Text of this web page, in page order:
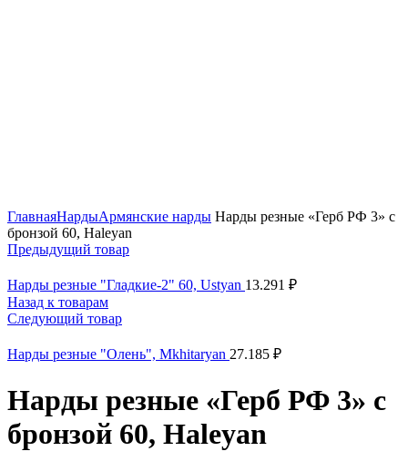
ГлавнаяНардыАрмянские нарды Нарды резные «Герб РФ 3» с
бронзой 60, Haleyan
Предыдущий товар
Нарды резные "Гладкие-2" 60, Ustyan 13.291 ₽
Назад к товарам
Следующий товар
Нарды резные "Олень", Mkhitaryan 27.185 ₽
Нарды резные «Герб РФ 3» с
бронзой 60, Haleyan